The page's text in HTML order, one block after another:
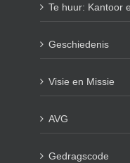
Te huur: Kantoor
Geschiedenis
Visie en Missie
AVG
Gedragscode